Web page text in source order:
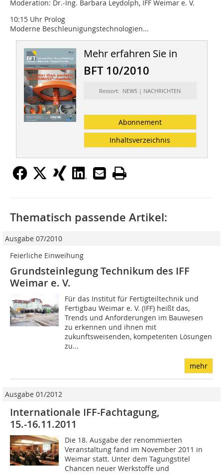
Moderation: Dr.-Ing. Barbara Leydolph, IFF Weimar e. V.
10:15 Uhr Prolog
Moderne Beschleunigungstechnologien...
Mehr erfahren Sie in
BFT 10/2010
Ressort: NEWS | NACHRICHTEN
Abonnement
Inhaltsverzeichnis
Thematisch passende Artikel:
Ausgabe 07/2010
Feierliche Einweihung
Grundsteinlegung Technikum des IFF
Weimar e. V.
Für das Institut für Fertigteiltechnik und
Fertigbau Weimar e. V. (IFF) heißt das,
Trends und Anforderungen im Bauwesen
zu erkennen und ihnen mit
zukunftsweisenden, kompetenten Lösungen
zu...
mehr
Ausgabe 01/2012
Internationale IFF-Fachtagung,
15.-16.11.2011
Die 18. Ausgabe der renom­mier­ten
Veranstaltung fand im November 2011 in
Weimar statt. Unter dem Tagungstitel
Chancen neuer Werkstoffe und